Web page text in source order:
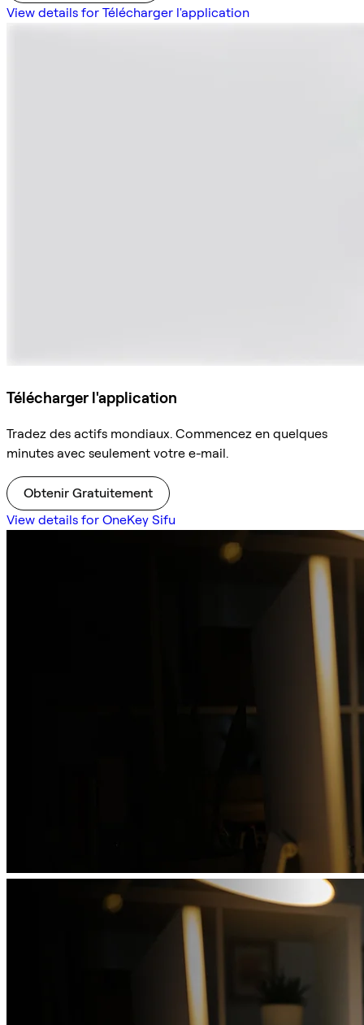
View details for Télécharger l'application
Télécharger l'application
Tradez des actifs mondiaux. Commencez en quelques
minutes avec seulement votre e-mail.
Obtenir Gratuitement
View details for OneKey Sifu